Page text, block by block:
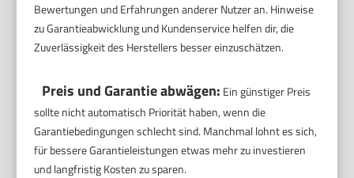
Bewertungen und Erfahrungen anderer Nutzer an. Hinweise
zu Garantieabwicklung und Kundenservice helfen dir, die
Zuverlässigkeit des Herstellers besser einzuschätzen.
Preis und Garantie abwägen: Ein günstiger Preis
sollte nicht automatisch Priorität haben, wenn die
Garantiebedingungen schlecht sind. Manchmal lohnt es sich,
für bessere Garantieleistungen etwas mehr zu investieren
und langfristig Kosten zu sparen.